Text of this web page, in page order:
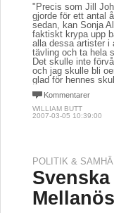
"Precis som Jill
gjorde för ett antal
sedan, kan Sonja
faktiskt krypa upp
alla dessa artister i
tävling och ta hela
Det skulle inte
och jag skulle bli
glad för hennes
Kommentarer
WILLIAM BUTT
2007-03-05 10:39:00
POLITIK &